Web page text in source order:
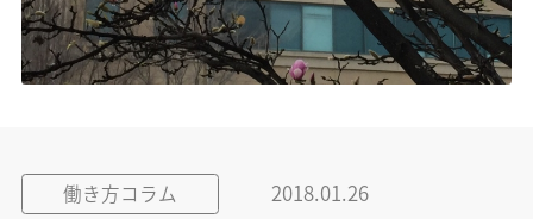
働き方コラム 2018.01.26